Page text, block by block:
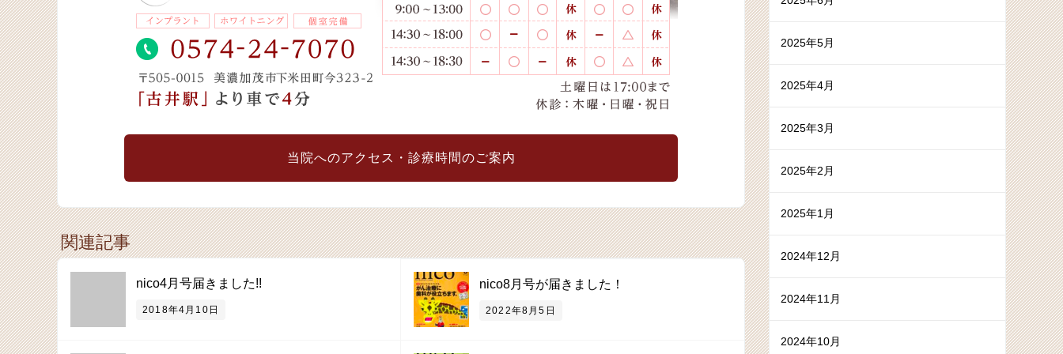
当院へのアクセス・診療時間のご案内
関連記事
nico4月号届きました!!
2018年4月10日
nico8月号が届きました！
2022年8月5日
2025年5月
2025年4月
2025年3月
2025年2月
2025年1月
2024年12月
2024年11月
2024年10月